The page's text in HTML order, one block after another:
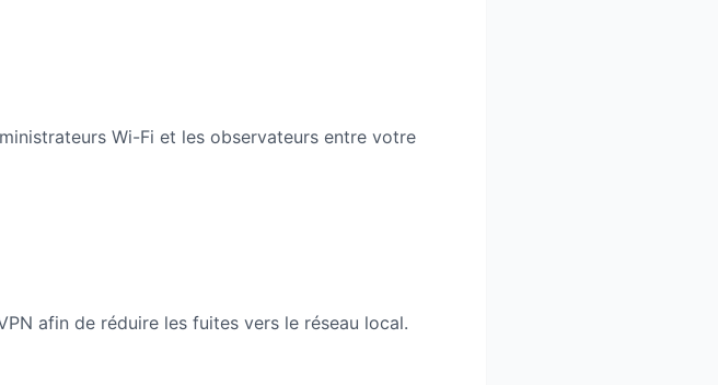
Wi-Fi et les observateurs entre votre
afin de réduire les fuites vers le réseau local.